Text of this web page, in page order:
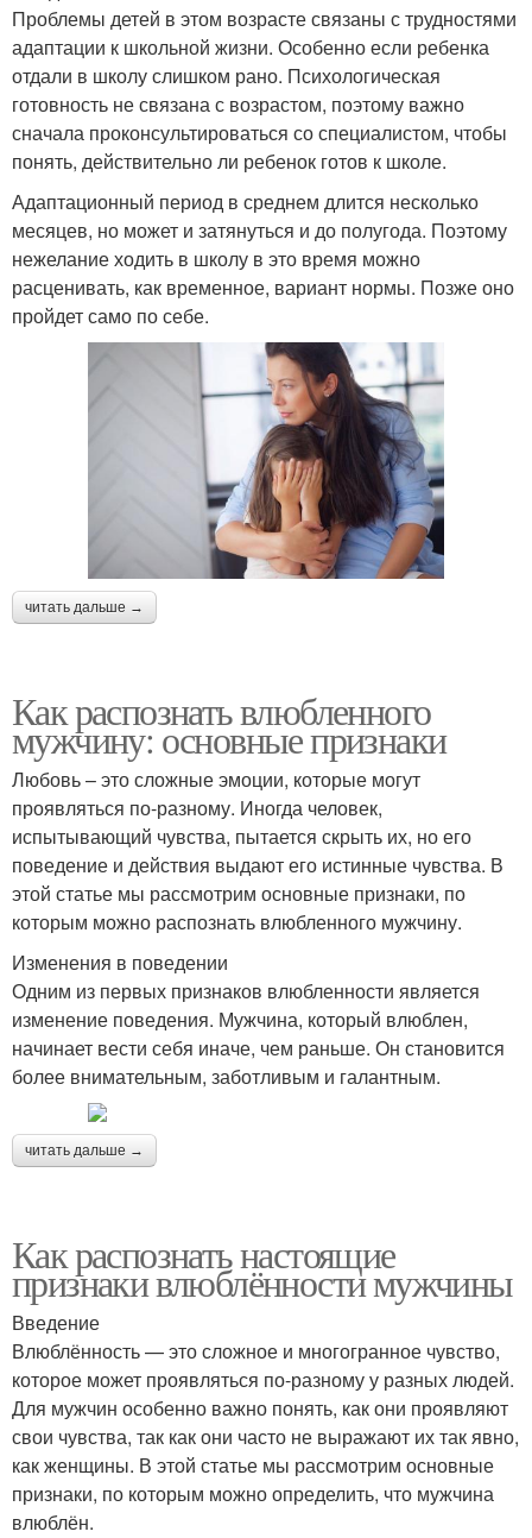
Проблемы детей в этом возрасте связаны с трудностями
адаптации к школьной жизни. Особенно если ребенка
отдали в школу слишком рано. Психологическая
готовность не связана с возрастом, поэтому важно
сначала проконсультироваться со специалистом, чтобы
понять, действительно ли ребенок готов к школе.
Адаптационный период в среднем длится несколько
месяцев, но может и затянуться и до полугода. Поэтому
нежелание ходить в школу в это время можно
расценивать, как временное, вариант нормы. Позже оно
пройдет само по себе.
читать дальше →
Как распознать влюбленного
мужчину: основные признаки
Любовь – это сложные эмоции, которые могут
проявляться по-разному. Иногда человек,
испытывающий чувства, пытается скрыть их, но его
поведение и действия выдают его истинные чувства. В
этой статье мы рассмотрим основные признаки, по
которым можно распознать влюбленного мужчину.
Изменения в поведении
Одним из первых признаков влюбленности является
изменение поведения. Мужчина, который влюблен,
начинает вести себя иначе, чем раньше. Он становится
более внимательным, заботливым и галантным.
читать дальше →
Как распознать настоящие
признаки влюблённости мужчины
Введение
Влюблённость — это сложное и многогранное чувство,
которое может проявляться по-разному у разных людей.
Для мужчин особенно важно понять, как они проявляют
свои чувства, так как они часто не выражают их так явно,
как женщины. В этой статье мы рассмотрим основные
признаки, по которым можно определить, что мужчина
влюблён.